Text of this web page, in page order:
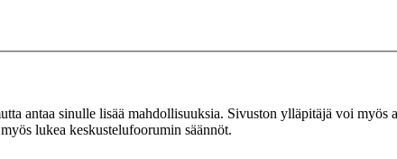
antaa sinulle lisää mahdollisuuksia. Sivuston ylläpitäjä voi myös
lukea keskustelufoorumin säännöt.